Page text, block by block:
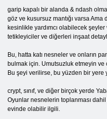
garip kapalı bir alanda & ndash
göz ve kusursuz mantığı varsa
kesinlikle yardımcı olabilecek şeyler
tetikleyiciler ve diğerleri inşaat
Bu, hatta katı nesneler ve onların
bulmak için. Umutsuzluk etmeyin
Bu şeyi verilirse, bu yüzden bir yere
crypt, sınıf, ve diğer birçok yerde
Oyunlar nesnelerin toplanması
evinde olabilir ilgili.